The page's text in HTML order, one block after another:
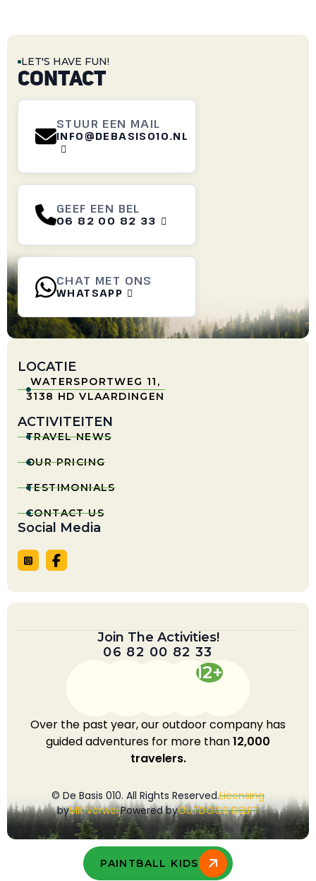
LET'S HAVE FUN!
CONTACT
STUUR EEN MAIL
INFO@DEBASIS010.NL

GEEF EEN BEL
06 82 00 82 33 
CHAT MET ONS
WHATSAPP 
LOCATIE

WATERSPORTWEG 11,
3138 HD VLAARDINGEN
ACTIVITEITEN

TRAVEL NEWS

OUR PRICING

TESTIMONIALS

CONTACT US
Social Media
Join The Activities!
06 82 00 82 33
12+
Over the past year, our outdoor company has
guided adventures for more than12,000
travelers.
© De Basis 010. All Rights Reserved.Licensing
byMK VerweijPowered byOUTDOOR DELFT
PAINTBALL KIDS